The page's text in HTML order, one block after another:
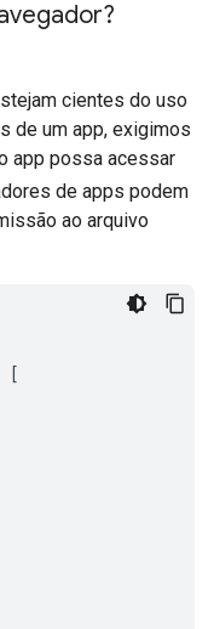
cientes do uso
de um app, exigimos
app possa acessar
de apps podem
ao arquivo
[